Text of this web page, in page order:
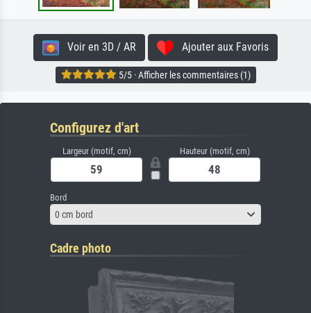
Voir en 3D / AR Ajouter aux Favoris
5/5 · Afficher les commentaires (1)
Configurez d'art
Largeur (motif, cm) Hauteur (motif, cm)
Bord
0 cm bord
Cadre photo